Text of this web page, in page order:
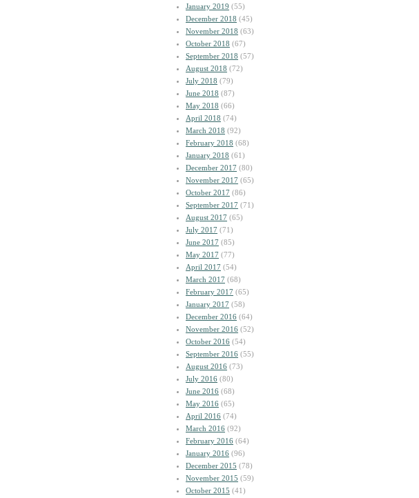
January 2019 (55)
December 2018 (45)
November 2018 (63)
October 2018 (67)
September 2018 (57)
August 2018 (72)
July 2018 (79)
June 2018 (87)
May 2018 (66)
April 2018 (74)
March 2018 (92)
February 2018 (68)
January 2018 (61)
December 2017 (80)
November 2017 (65)
October 2017 (86)
September 2017 (71)
August 2017 (65)
July 2017 (71)
June 2017 (85)
May 2017 (77)
April 2017 (54)
March 2017 (68)
February 2017 (65)
January 2017 (58)
December 2016 (64)
November 2016 (52)
October 2016 (54)
September 2016 (55)
August 2016 (73)
July 2016 (80)
June 2016 (68)
May 2016 (65)
April 2016 (74)
March 2016 (92)
February 2016 (64)
January 2016 (96)
December 2015 (78)
November 2015 (59)
October 2015 (41)